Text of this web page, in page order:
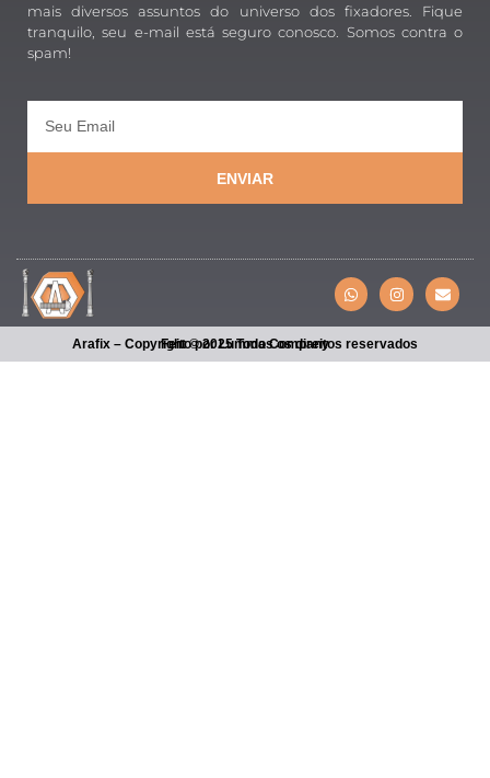
mais diversos assuntos do universo dos fixadores. Fique
tranquilo, seu e-mail está seguro conosco. Somos contra o
spam!
ENVIAR
Arafix – Copyright © 2025 Todos os direitos reservados
Feito por Lumma Company